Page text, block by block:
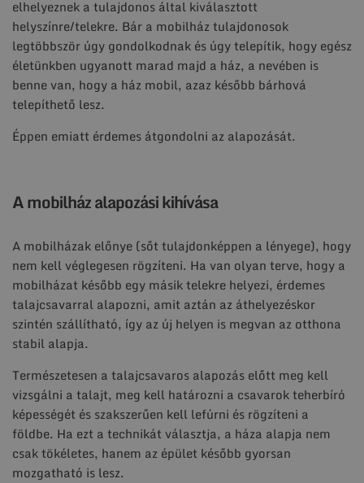
elhelyeznek a tulajdonos által kiválasztott
helyszínre/telekre. Bár a mobilház tulajdonosok
legtöbbször úgy gondolkodnak és úgy telepítik, hogy egész
életünkben ugyanott marad majd a ház, a nevében is
benne van, hogy a ház mobil, azaz később bárhová
telepíthető lesz.
Éppen emiatt érdemes átgondolni az alapozását.
A mobilház alapozási kihívása
A mobilházak előnye (sőt tulajdonképpen a lényege), hogy
nem kell véglegesen rögzíteni. Ha van olyan terve, hogy a
mobilházat később egy másik telekre helyezi, érdemes
talajcsavarral alapozni, amit aztán az áthelyezéskor
szintén szállítható, így az új helyen is megvan az otthona
stabil alapja.
Természetesen a talajcsavaros alapozás előtt meg kell
vizsgálni a talajt, meg kell határozni a csavarok teherbíró
képességét és szakszerűen kell lefúrni és rögzíteni a
földbe. Ha ezt a technikát választja, a háza alapja nem
csak tökéletes, hanem az épület később gyorsan
mozgatható is lesz.